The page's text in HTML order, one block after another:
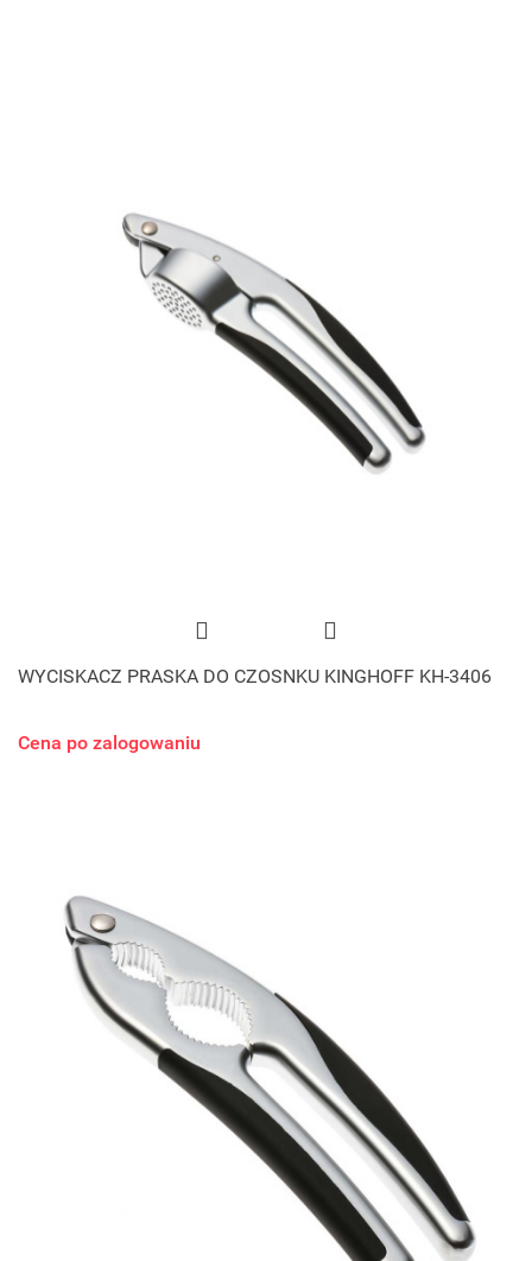
WYCISKACZ PRASKA DO CZOSNKU KINGHOFF KH-3406
Cena po zalogowaniu